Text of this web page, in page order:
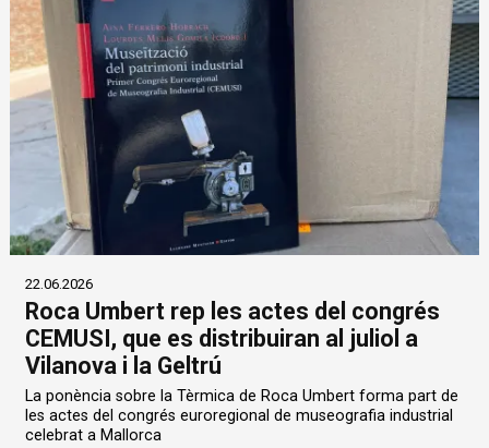
22.06.2026
Roca Umbert rep les actes del congrés
CEMUSI, que es distribuiran al juliol a
Vilanova i la Geltrú
La ponència sobre la Tèrmica de Roca Umbert forma part de
les actes del congrés euroregional de museografia industrial
celebrat a Mallorca